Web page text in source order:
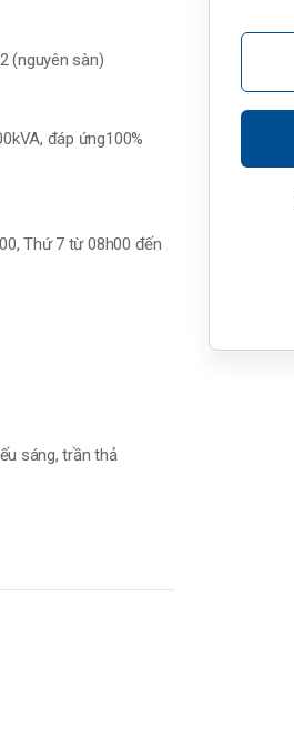
(nguyên sàn)
đáp ứng100%
Thứ 7 từ 08h00 đến
sáng, trần thả